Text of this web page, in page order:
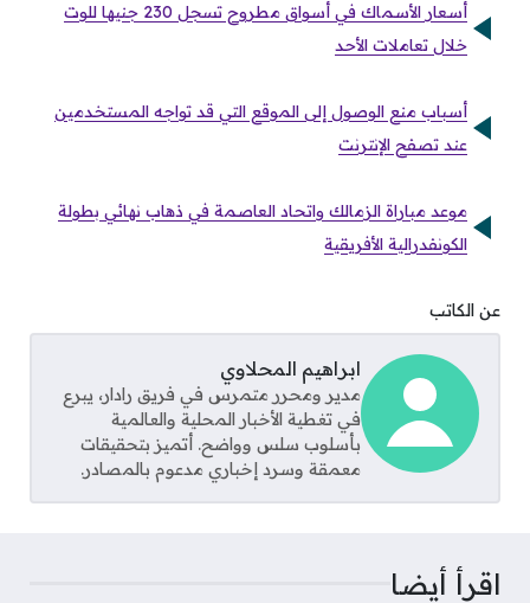
أسعار الأسماك في أسواق مطروح تسجل 230 جنيها للوت
خلال تعاملات الأحد
أسباب منع الوصول إلى الموقع التي قد تواجه المستخدمين
عند تصفح الإنترنت
موعد مباراة الزمالك واتحاد العاصمة في ذهاب نهائي بطولة
الكونفدرالية الأفريقية
عن الكاتب
ابراهيم المحلاوي
مدير ومحرر متمرس في فريق رادار، يبرع
في تغطية الأخبار المحلية والعالمية
بأسلوب سلس وواضح. أتميز بتحقيقات
معمقة وسرد إخباري مدعوم بالمصادر.
اقرأ أيضا